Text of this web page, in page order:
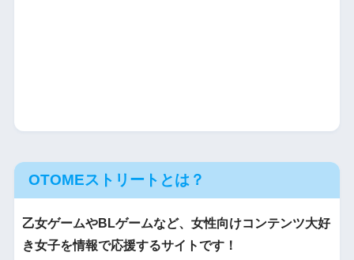
OTOMEストリートとは？
乙女ゲームやBLゲームなど、女性向けコンテンツ大好
き女子を情報で応援するサイトです！